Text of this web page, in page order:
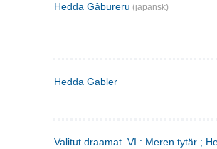
Hedda Gâbureru (japansk)
Hedda Gabler
Valitut draamat. VI : Meren tytär ;